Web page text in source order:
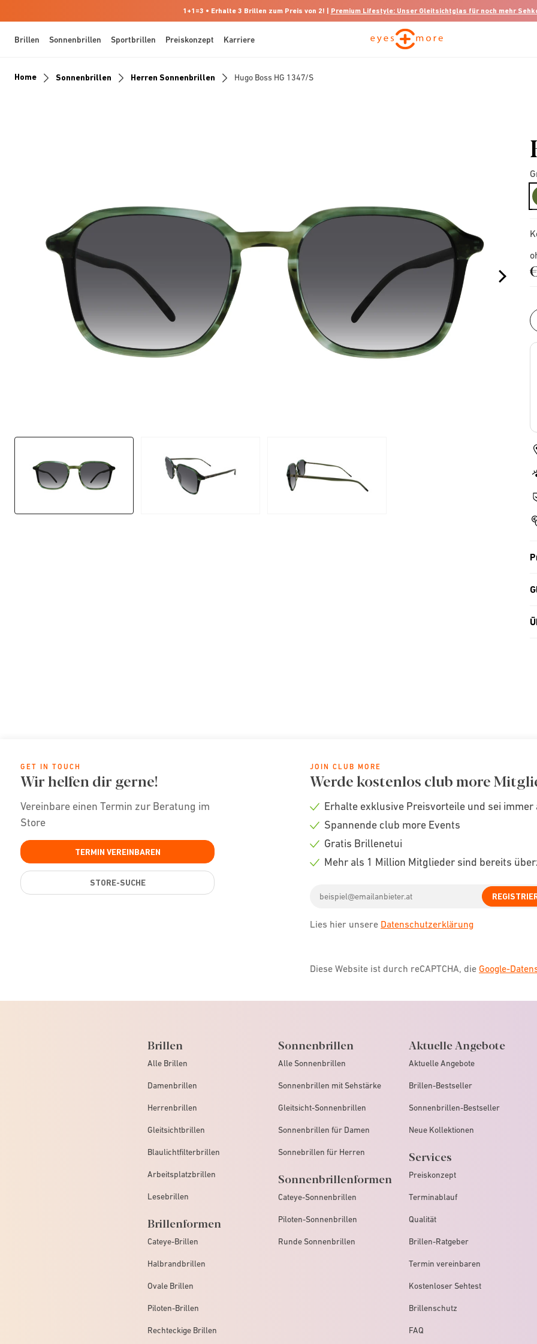
1+1=3 • Erhalte 3 Brillen zum Preis von 2! | Premium Lifestyle: Unser Gleitsichtglas für noch mehr
Brillen Sonnenbrillen Sportbrillen Preiskonzept Karriere
Home Sonnenbrillen Herren Sonnenbrillen Hugo Boss HG 1347/S
GET IN TOUCH
Wir helfen dir gerne!
Vereinbare einen Termin zur Beratung im
Store
TERMIN VEREINBAREN
STORE-SUCHE
JOIN CLUB MORE
Werde kostenlos club more
Check
Erhalte exklusive Preisvorteile und sei
Check
Spannende club more Events
Check
Gratis Brillenetui
Mehr als 1 Million Mitglieder sind bereits
address
Lies hier unsere Datenschutzerklärung
Diese Website ist durch reCAPTCHA, die Google-
Brillen
Alle Brillen
Damenbrillen
Herrenbrillen
Gleitsichtbrillen
Blaulichtfilterbrillen
Arbeitsplatzbrillen
Lesebrillen
Brillenformen
Cateye-Brillen
Halbrandbrillen
Ovale Brillen
Piloten-Brillen
Rechteckige Brillen
Sonnenbrillen
Alle Sonnenbrillen
Sonnenbrillen mit Sehstärke
Gleitsicht-Sonnenbrillen
Sonnenbrillen für Damen
Sonnebrillen für Herren
Sonnenbrillenformen
Cateye-Sonnenbrillen
Piloten-Sonnenbrillen
Runde Sonnenbrillen
Aktuelle Angebote
Aktuelle Angebote
Brillen-Bestseller
Sonnenbrillen-Bestseller
Neue Kollektionen
Services
Preiskonzept
Terminablauf
Qualität
Brillen-Ratgeber
Termin vereinbaren
Kostenloser Sehtest
Brillenschutz
FAQ